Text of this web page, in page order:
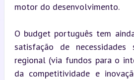
motor do desenvolvimento.
O budget português tem
satisfação de necessidades
regional (via fundos para o
da competitividade e